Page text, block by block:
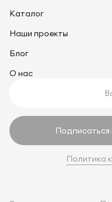
Каталог
Наши проекты
Блог
О нас
Политика